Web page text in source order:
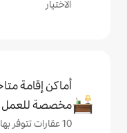
للإيجار تتوفّر بها مساحات